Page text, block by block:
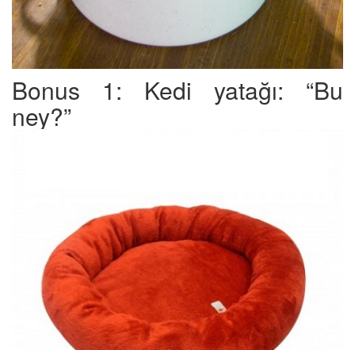
Bonus 1: Kedi yatağı: “Bu
ney?”